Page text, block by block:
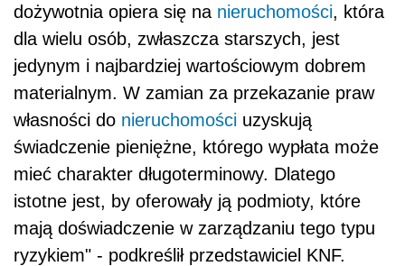
dożywotnia opiera się na nieruchomości, która
dla wielu osób, zwłaszcza starszych, jest
jedynym i najbardziej wartościowym dobrem
materialnym. W zamian za przekazanie praw
własności do nieruchomości uzyskują
świadczenie pieniężne, którego wypłata może
mieć charakter długoterminowy. Dlatego
istotne jest, by oferowały ją podmioty, które
mają doświadczenie w zarządzaniu tego typu
ryzykiem" - podkreślił przedstawiciel KNF.